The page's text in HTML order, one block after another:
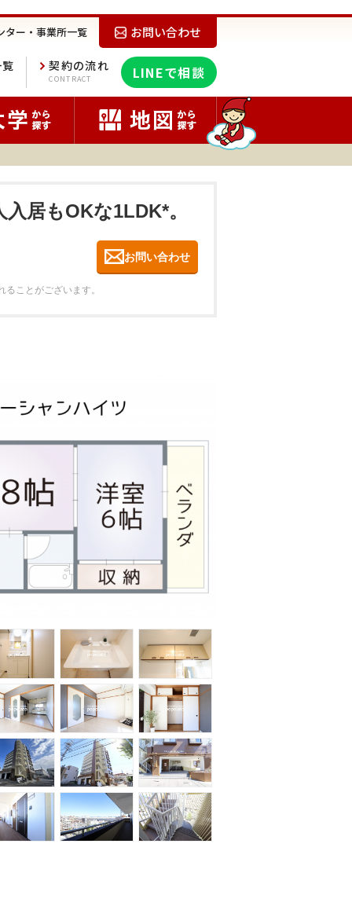
お問い合わせ
ター・事業所一覧
LINEで相談
契約の流れ
CONTRACT
居もOKな1LDK*。
お問い合わせ
ことがございます。